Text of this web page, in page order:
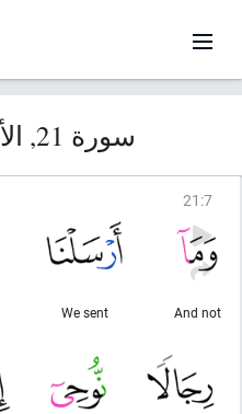
سورة 21, الأنبياء (الأنبياء)
21 :7
And not
We sent